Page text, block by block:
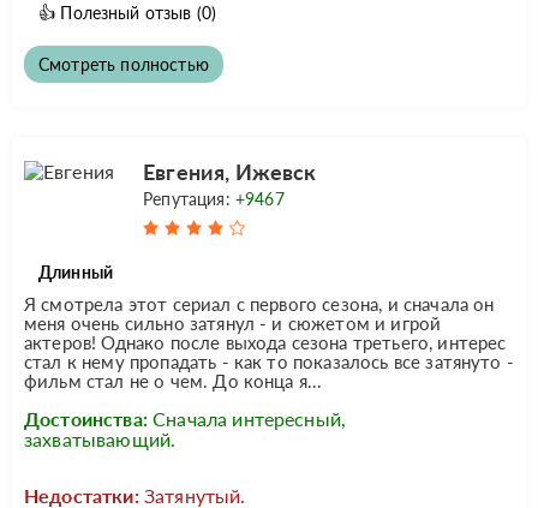
👍 Полезный отзыв (0)
Смотреть полностью
Евгения, Ижевск
Репутация: +9467
Длинный
Я смотрела этот сериал с первого сезона, и сначала он
меня очень сильно затянул - и сюжетом и игрой
актеров! Однако после выхода сезона третьего, интерес
стал к нему пропадать - как то показалось все затянуто -
фильм стал не о чем. До конца я...
Достоинства: Сначала интересный,
захватывающий.
Недостатки: Затянутый.